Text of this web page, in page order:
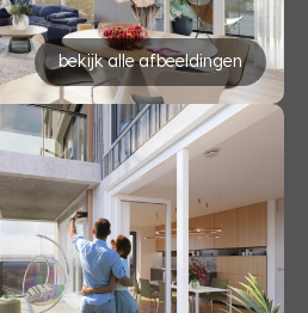
bekijk alle afbeeldingen